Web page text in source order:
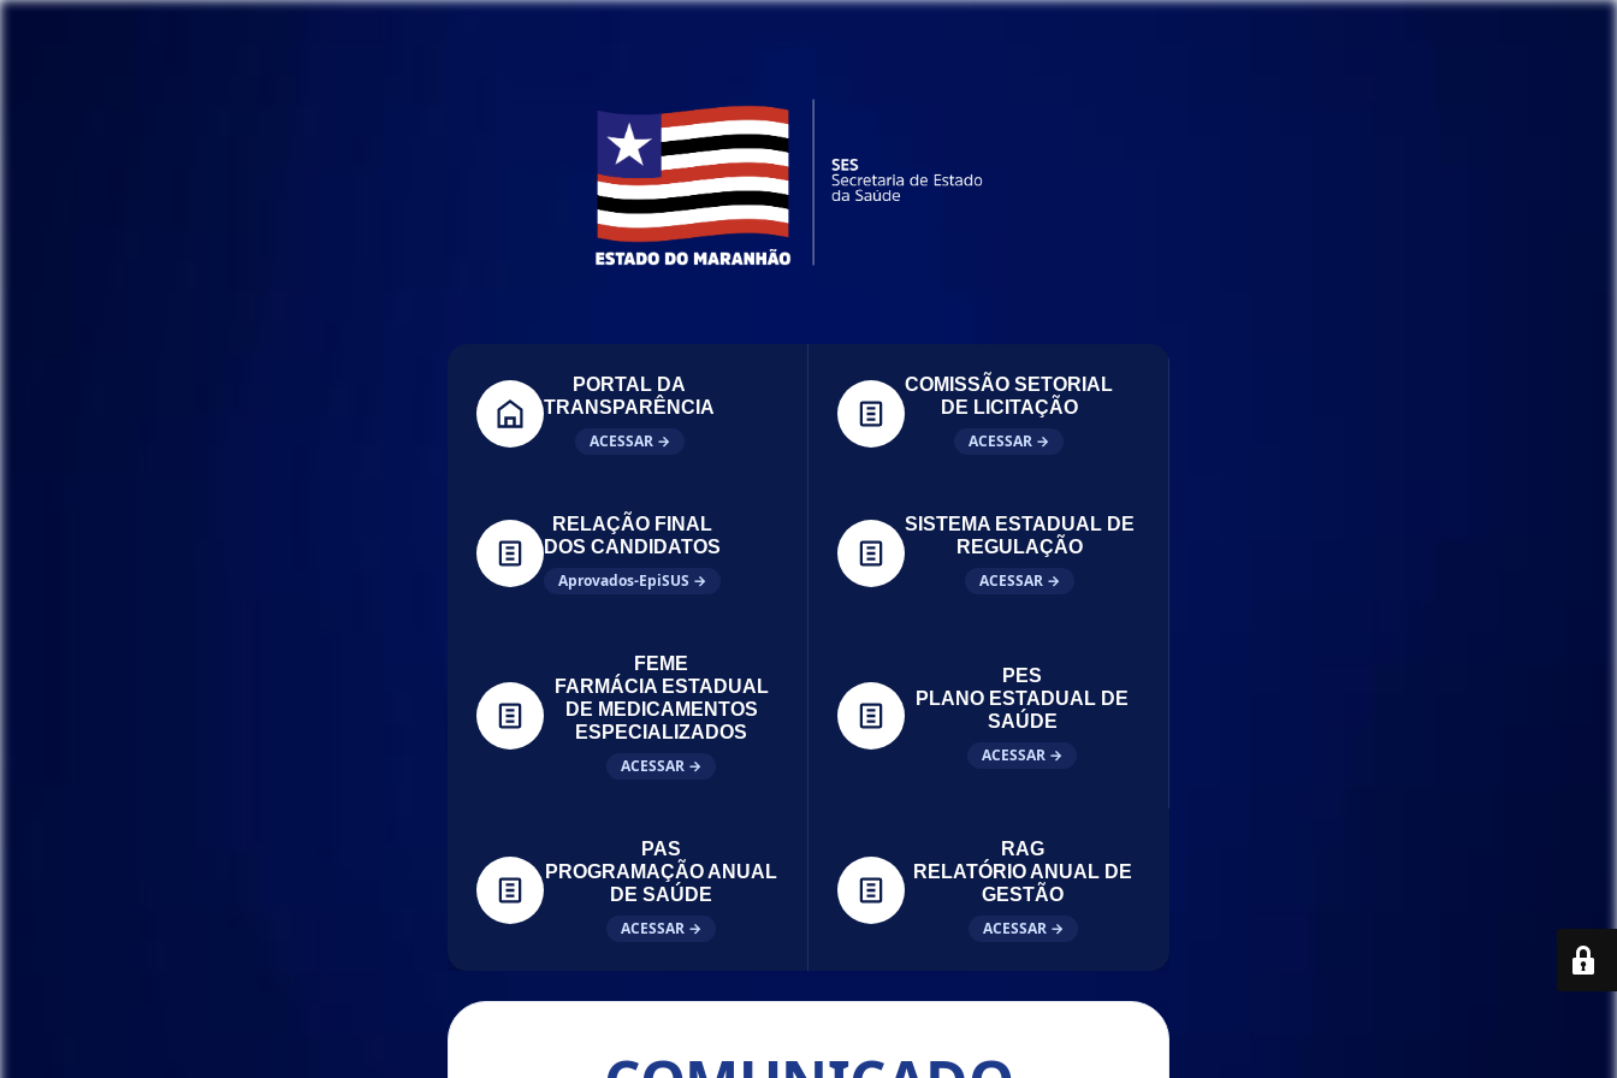
PORTAL DA
TRANSPARÊNCIA
ACESSAR →
COMISSÃO SETORIAL
DE LICITAÇÃO
ACESSAR →
RELAÇÃO FINAL
DOS CANDIDATOS
Aprovados-EpiSUS →
SISTEMA ESTADUAL DE
REGULAÇÃO
ACESSAR →
FEME
FARMÁCIA ESTADUAL
DE MEDICAMENTOS
ESPECIALIZADOS
ACESSAR →
PES
PLANO ESTADUAL DE
SAÚDE
ACESSAR →
PAS
PROGRAMAÇÃO ANUAL
DE SAÚDE
ACESSAR →
RAG
RELATÓRIO ANUAL DE
GESTÃO
ACESSAR →